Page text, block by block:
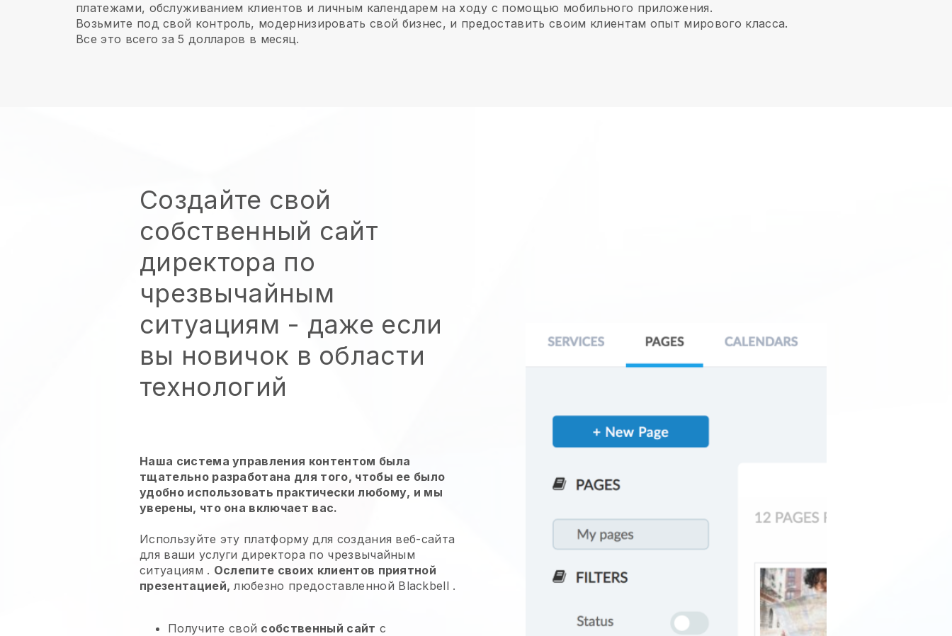
платежами, обслуживанием клиентов и личным календарем на ходу с помощью мобильного приложения.
Возьмите под свой контроль, модернизировать свой бизнес, и предоставить своим клиентам опыт мирового класса.
Все это всего за 5 долларов в месяц.
Создайте свой
собственный сайт
директора по
чрезвычайным
ситуациям - даже если
вы новичок в области
технологий
Наша система управления контентом была
тщательно разработана для того, чтобы ее было
удобно использовать практически любому, и мы
уверены, что она включает вас.
Используйте эту платформу для создания веб-сайта
для ваши услуги директора по чрезвычайным
ситуациям . Ослепите своих клиентов приятной
презентацией, любезно предоставленной Blackbell .
Получите свой собственный сайт с